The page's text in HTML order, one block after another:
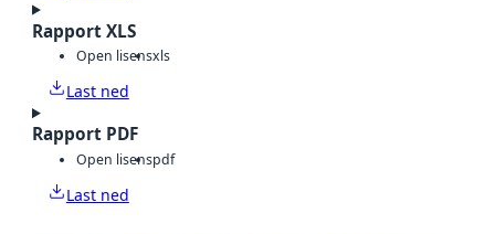
Rapport XLS
Open lisensxls
Last ned
Rapport PDF
Open lisenspdf
Last ned